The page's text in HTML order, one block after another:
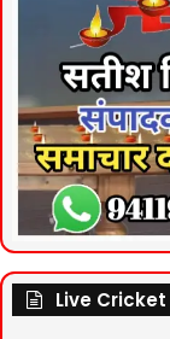
Live Cricket